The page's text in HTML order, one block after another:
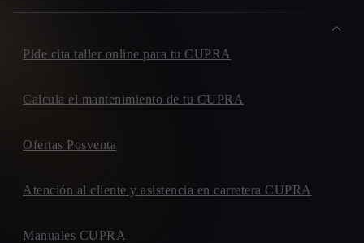
Pide cita taller online para tu CUPRA
Calcula el mantenimiento de tu CUPRA
Ofertas Posventa
Atención al cliente y asistencia en carretera CUPRA
Manuales CUPRA